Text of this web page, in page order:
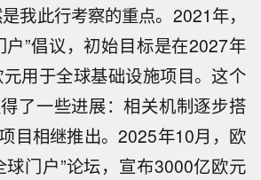
我此行考察的重点。2021年，
户”倡议，初始目标是在2027年
用于全球基础设施项目。这个
了一些进展：相关机制逐步搭
目相继推出。2025年10月，欧
球门户”论坛，宣布3000亿欧元